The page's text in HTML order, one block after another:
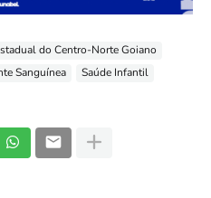
do Centro-Norte Goiano
Sanguínea
Saúde Infantil